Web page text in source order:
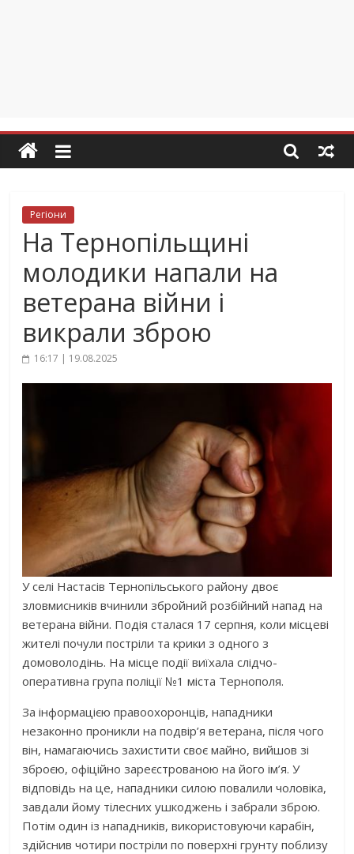
Регіони
На Тернопільщині
молодики напали на
ветерана війни і
викрали зброю
16:17 | 19.08.2025
У селі Настасів Тернопільського району двоє
зловмисників вчинили збройний розбійний напад на
ветерана війни. Подія сталася 17 серпня, коли місцеві
жителі почули постріли та крики з одного з
домоволодінь. На місце події виїхала слідчо-
оперативна група поліції №1 міста Тернополя.
За інформацією правоохоронців, нападники
незаконно проникли на подвір’я ветерана, після чого
він, намагаючись захистити своє майно, вийшов зі
зброєю, офіційно зареєстрованою на його ім’я. У
відповідь на це, нападники силою повалили чоловіка,
завдали йому тілесних ушкоджень і забрали зброю.
Потім один із нападників, використовуючи карабін,
здійснив чотири постріли по поверхні грунту поблизу